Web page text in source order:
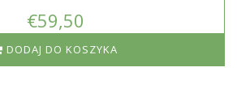
€59,50
DODAJ DO KOSZYKA